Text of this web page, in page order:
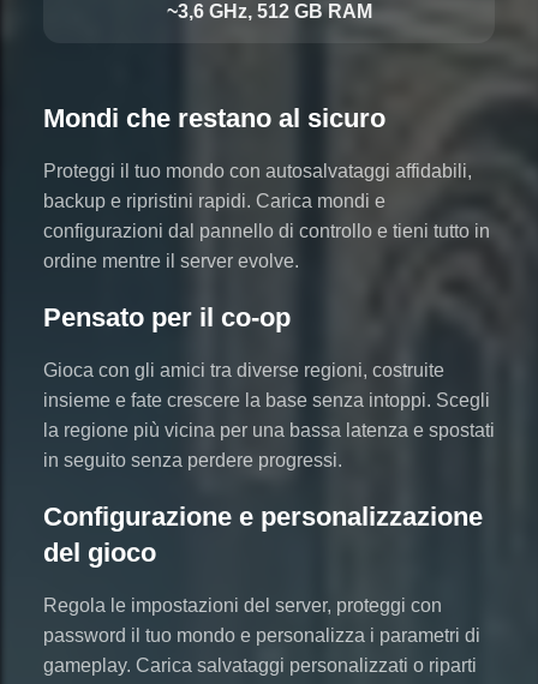
~3,6 GHz, 512 GB RAM
Mondi che restano al sicuro
Proteggi il tuo mondo con autosalvataggi affidabili,
backup e ripristini rapidi. Carica mondi e
configurazioni dal pannello di controllo e tieni tutto in
ordine mentre il server evolve.
Pensato per il co-op
Gioca con gli amici tra diverse regioni, costruite
insieme e fate crescere la base senza intoppi. Scegli
la regione più vicina per una bassa latenza e spostati
in seguito senza perdere progressi.
Configurazione e personalizzazione
del gioco
Regola le impostazioni del server, proteggi con
password il tuo mondo e personalizza i parametri di
gameplay. Carica salvataggi personalizzati o riparti